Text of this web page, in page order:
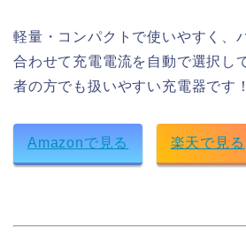
軽量・コンパクトで使いやすく、
合わせて充電電流を自動で選択し
者の方でも扱いやすい充電器です！
Amazonで見る 楽天で見る